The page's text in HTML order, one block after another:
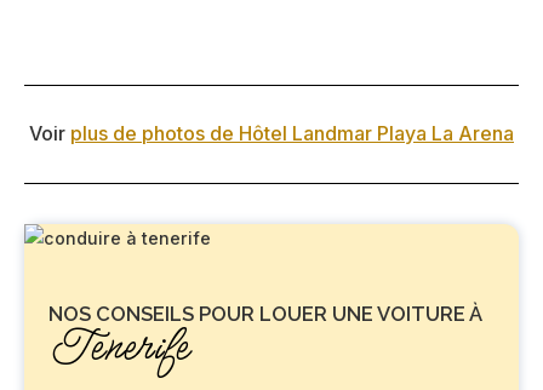
Voir plus de photos de Hôtel Landmar Playa La Arena
NOS CONSEILS POUR LOUER UNE VOITURE À
Tenerife